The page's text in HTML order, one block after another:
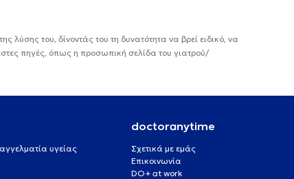
λύσης του, δίνοντάς του τη δυνατότητα να βρεί ειδικό, να
πηγές, όπως η προσωπική σελίδα του γιατρού/
υγείας
doctoranytime
Σχετικά με εμάς
Επικοινωνία
DO+ at work